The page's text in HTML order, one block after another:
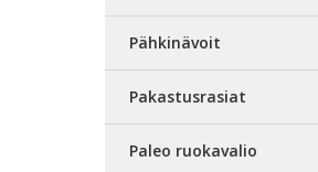
Pähkinävoit
Pakastusrasiat
Paleo ruokavalio